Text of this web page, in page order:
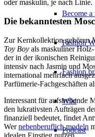
Become a
Fashion
Fashion
Wiki
Podcast
oder maskulin, je nach Linie.
Die bekanntesten
Zur Kernkollektion gehören
Toy Boy als maskuliner
der in der ikonischen
intensiv nach Jasmin und
international mehrfach
Parfümerie-Fachgeschäften
Interessant für aufstrebende
den lukrativsten Aufträgen
finanziell bedeutet, findet
Wernebenberuflich modeln
idealen Einstieg nutzen.